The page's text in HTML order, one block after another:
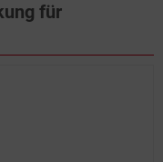
für